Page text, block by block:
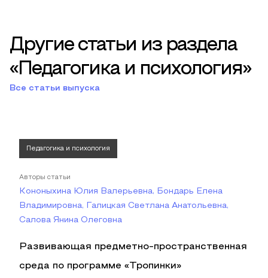
Другие статьи из раздела
«Педагогика и психология»
Все статьи выпуска
Педагогика и психология
Авторы статьи
Кононыхина Юлия Валерьевна, Бондарь Елена
Владимировна, Галицкая Светлана Анатольевна,
Салова Янина Олеговна
Развивающая предметно-пространственная
среда по программе «Тропинки»